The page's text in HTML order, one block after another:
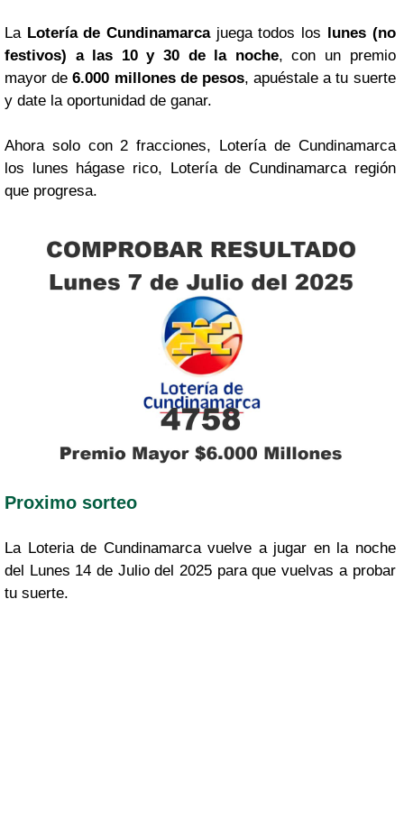
La Lotería de Cundinamarcajuega todos los lunes (no
festivos) a las 10 y 30 de la noche, con un premio
mayor de6.000 millones de pesos, apuéstale a tu suerte
y date la oportunidad de ganar.
Ahora solo con 2 fracciones, Lotería de Cundinamarca
los lunes hágase rico, Lotería de Cundinamarca región
que progresa.
Proximo sorteo
La Loteria de Cundinamarca vuelve a jugar en la noche
del Lunes 14 de Julio del 2025 para que vuelvas a probar
tu suerte.